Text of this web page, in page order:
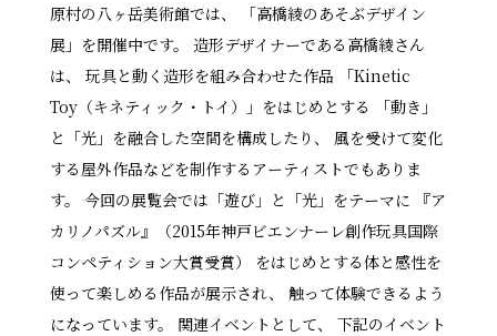
原村の八ヶ岳美術館では、 「高橋綾のあそぶデザイン
展」を開催中です。 造形デザイナーである高橋綾さん
は、 玩具と動く造形を組み合わせた作品 「Kinetic
Toy（キネティック・トイ）」をはじめとする 「動き」
と「光」を融合した空間を構成したり、 風を受けて変化
する屋外作品などを制作するアーティストでもありま
す。 今回の展覧会では「遊び」と「光」をテーマに 『ア
カリノパズル』（2015年神戸ビエンナーレ創作玩具国際
コンペティション大賞受賞） をはじめとする体と感性を
使って楽しめる作品が展示され、 触って体験できるよう
になっています。 関連イベントとして、 下記のイベント